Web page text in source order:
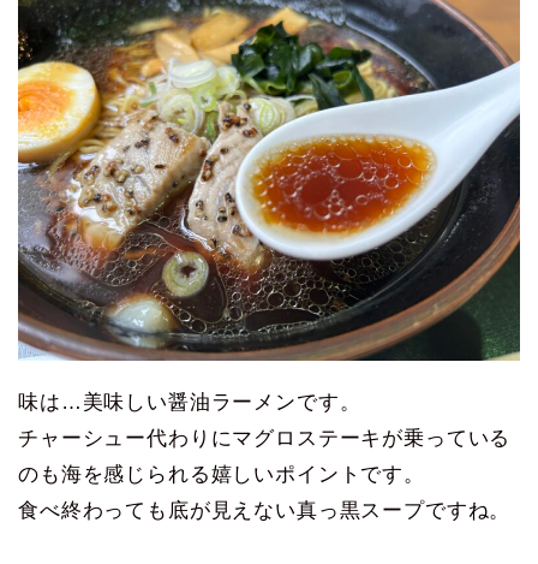
味は…美味しい醤油ラーメンです。
チャーシュー代わりにマグロステーキが乗っている
のも海を感じられる嬉しいポイントです。
食べ終わっても底が見えない真っ黒スープですね。